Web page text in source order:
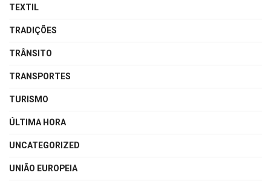
TEXTIL
TRADIÇÕES
TRÂNSITO
TRANSPORTES
TURISMO
ÚLTIMA HORA
UNCATEGORIZED
UNIÃO EUROPEIA